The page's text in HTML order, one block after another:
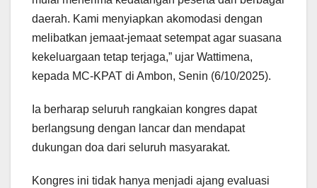
daerah. Kami menyiapkan akomodasi dengan
melibatkan jemaat-jemaat setempat agar suasana
kekeluargaan tetap terjaga,” ujar Wattimena,
kepada MC-KPAT di Ambon, Senin (6/10/2025).
Ia berharap seluruh rangkaian kongres dapat
berlangsung dengan lancar dan mendapat
dukungan doa dari seluruh masyarakat.
Kongres ini tidak hanya menjadi ajang evaluasi